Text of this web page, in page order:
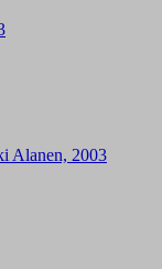
Alanen, 2003